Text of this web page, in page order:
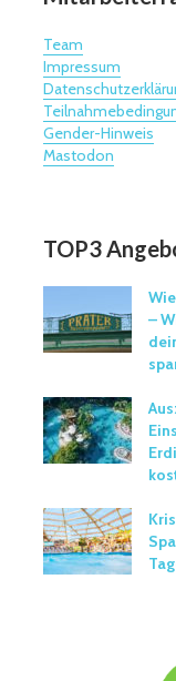
Team
Impressum
Gender-Hinweis
Mastodon
TOP3
–